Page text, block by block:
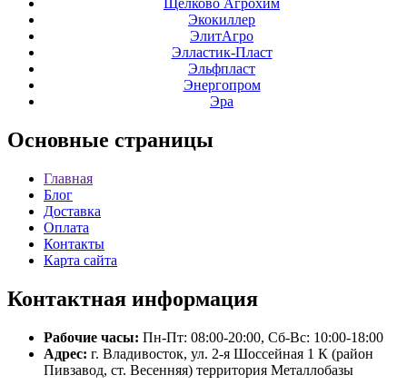
Щелково Агрохим
Экокиллер
ЭлитАгро
Элластик-Пласт
Эльфпласт
Энергопром
Эра
Основные страницы
Главная
Блог
Доставка
Оплата
Контакты
Карта сайта
Контактная информация
Рабочие часы: Пн-Пт: 08:00-20:00, Сб-Вс: 10:00-18:00
Адрес: г. Владивосток, ул. 2-я Шоссейная 1 К (район
Пивзавод, ст. Весенняя) территория Металлобазы